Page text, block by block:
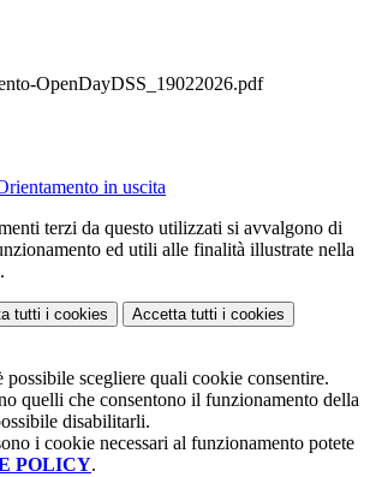
OpenDayDSS_19022026.pdf
in uscita
terzi da questo utilizzati si avvalgono di
ed utili alle finalità illustrate nella
.
tutti i cookies Accetta tutti i cookies
possibile scegliere quali cookie consentire.
quelli che consentono il funzionamento della
disabilitarli.
i cookie necessari al funzionamento potete
POLICY.